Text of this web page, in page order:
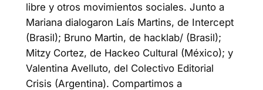
libre y otros movimientos sociales. Junto a
Mariana dialogaron Laís Martins, de Intercept
(Brasil); Bruno Martin, de hacklab/ (Brasil);
Mitzy Cortez, de Hackeo Cultural (México); y
Valentina Avelluto, del Colectivo Editorial
Crisis (Argentina). Compartimos a